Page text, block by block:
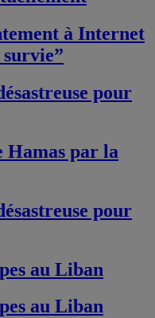
à Internet
survie”
pour
Hamas par la
pour
au Liban
au Liban